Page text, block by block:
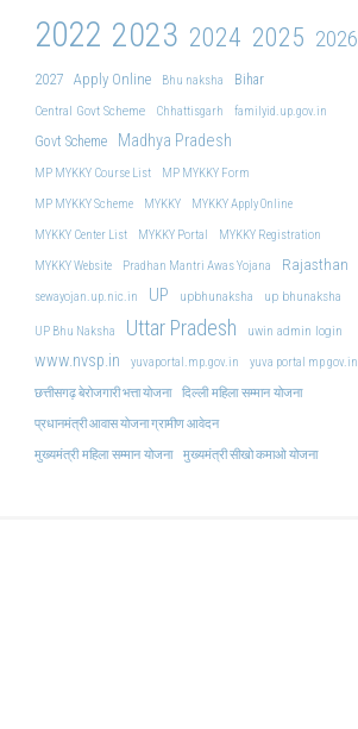
2022 2023 2024 2025 2026
2027 Apply Online Bhu naksha
Bihar
Central Govt Scheme
Chhattisgarh familyid.up.gov.in
Govt Scheme Madhya Pradesh
MP MYKKY Course List
MP MYKKY Form
MP MYKKY Scheme
MYKKY
MYKKY Apply Online
MYKKY Center List
MYKKY Portal
MYKKY Registration
MYKKY Website
Pradhan Mantri Awas Yojana Rajasthan
sewayojan.up.nic.in UP upbhunaksha up bhunaksha
UP Bhu Naksha Uttar Pradesh uwin admin login
www.nvsp.in yuvaportal.mp.gov.in
yuva portal mp gov.in
छत्तीसगढ़ बेरोजगारी भत्ता योजना
दिल्ली महिला सम्मान योजना
प्रधानमंत्री आवास योजना ग्रामीण आवेदन
मुख्यमंत्री महिला सम्मान योजना मुख्यमंत्री सीखो कमाओ योजना